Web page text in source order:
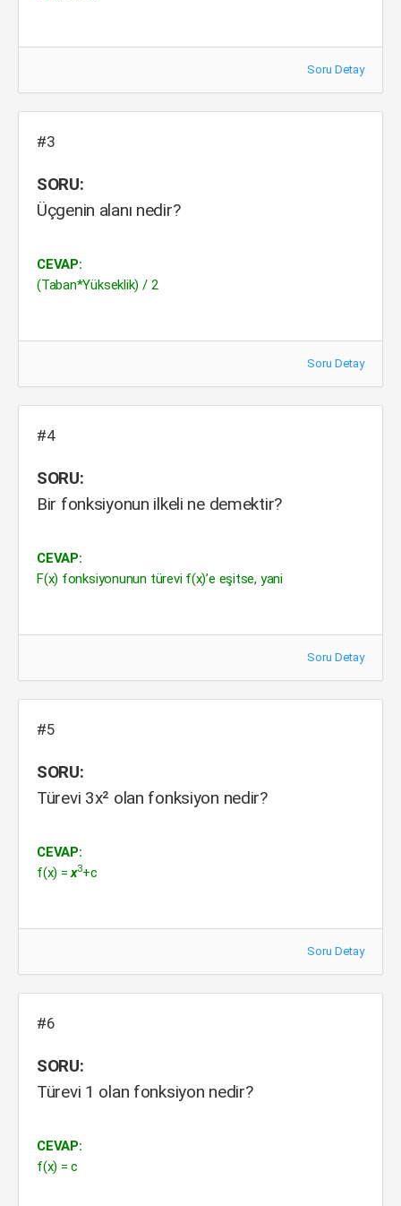
Soru Detay
#3
SORU:
Üçgenin alanı nedir?
CEVAP:
(Taban*Yükseklik) / 2
Soru Detay
#4
SORU:
Bir fonksiyonun ilkeli ne demektir?
CEVAP:
F(x) fonksiyonunun türevi f(x)’e eşitse, yani
Soru Detay
#5
SORU:
Türevi 3x² olan fonksiyon nedir?
CEVAP:
f(x) =x3+c
Soru Detay
#6
SORU:
Türevi 1 olan fonksiyon nedir?
CEVAP:
f(x) = c